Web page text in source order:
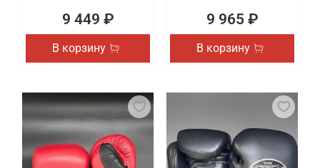
9 449 ₽
В корзину
9 965 ₽
В корзину